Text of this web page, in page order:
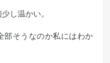
し温かい。
部そうなのか私にはわか